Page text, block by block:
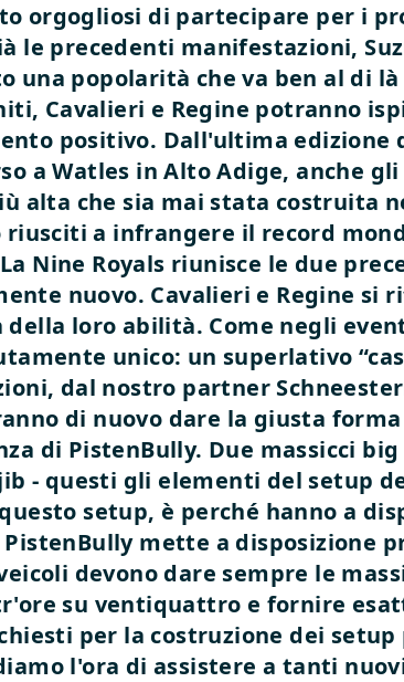
orgogliosi di partecipare per i
le precedenti manifestazioni,
una popolarità che va ben al di
Cavalieri e Regine potranno
positivo. Dall'ultima edizione
a Watles in Alto Adige, anche
alta che sia mai stata costruita
a infrangere il record
La Nine Royals riunisce le due
nuovo. Cavalieri e Regine si
della loro abilità. Come negli
unico: un superlativo
dal nostro partner
di nuovo dare la giusta
di PistenBully. Due massicci
- questi gli elementi del setup
setup, è perché hanno a
PistenBully mette a disposizione
devono dare sempre le
su ventiquattro e fornire
per la costruzione dei
l'ora di assistere a tanti